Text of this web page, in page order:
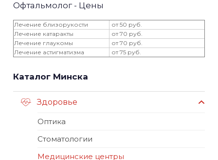
Офтальмолог - Цены
Лечение близорукости
от 50 руб.
Лечение катаракты
от 70 руб.
Лечение глаукомы
от 70 руб.
Лечение астигматизма
от 75 руб.
Каталог Минска
Здоровье
Оптика
Стоматологии
Медицинские центры